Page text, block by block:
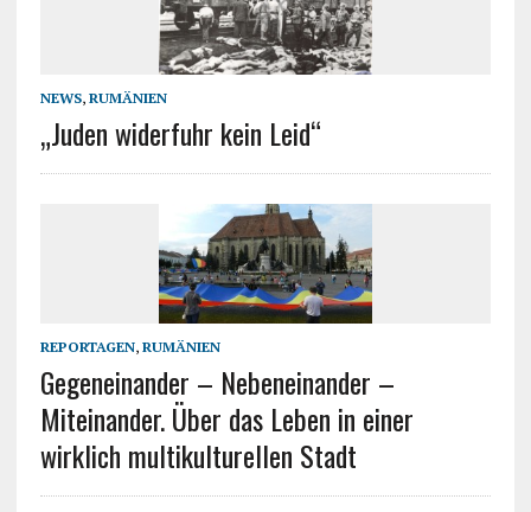
NEWS, RUMÄNIEN
„Juden widerfuhr kein Leid“
REPORTAGEN, RUMÄNIEN
Gegeneinander – Nebeneinander –
Miteinander. Über das Leben in einer
wirklich multikulturellen Stadt